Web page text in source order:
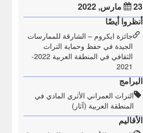
23 مارس, 2022
أنظروا أيضًا
جائزة ايكروم – الشارقة للممارسات
الجيدة في حفظ وحماية التراث
الثقافي في المنطقة العربية 2022-
2021
البرامج
التراث العمراني الأثري المادي في
المنطقة العربية (آثار)
الأقاليم